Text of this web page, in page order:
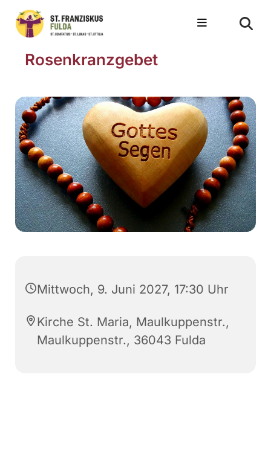
Rosenkranzgebet
Mittwoch, 9. Juni 2027, 17:30 Uhr
Kirche St. Maria, Maulkuppenstr.,
Maulkuppenstr., 36043 Fulda